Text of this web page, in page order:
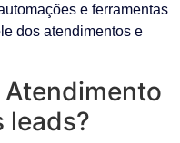
e ferramentas
dos atendimentos e
leads?